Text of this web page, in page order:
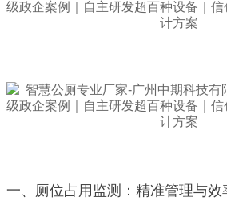
一、厕位占用监测：精准管理与效